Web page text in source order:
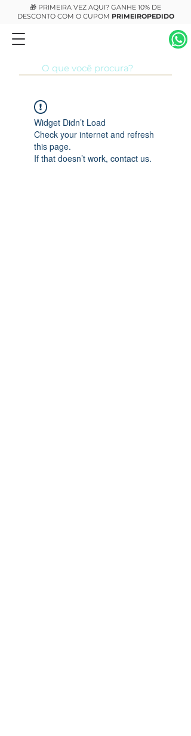
🎁 PRIMEIRA VEZ AQUI? GANHE 10% DE
DESCONTO COM O CUPOM PRIMEIROPEDIDO
Widget Didn’t Load
Check your internet and refresh
this page.
If that doesn’t work, contact us.